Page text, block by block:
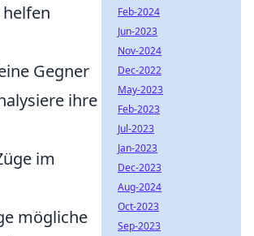
Gegner
ihre
im
mögliche
Feb-2024
Jun-2023
Nov-2024
Dec-2022
May-2023
Feb-2023
Jul-2023
Jan-2023
Dec-2023
Aug-2024
Oct-2023
Sep-2023